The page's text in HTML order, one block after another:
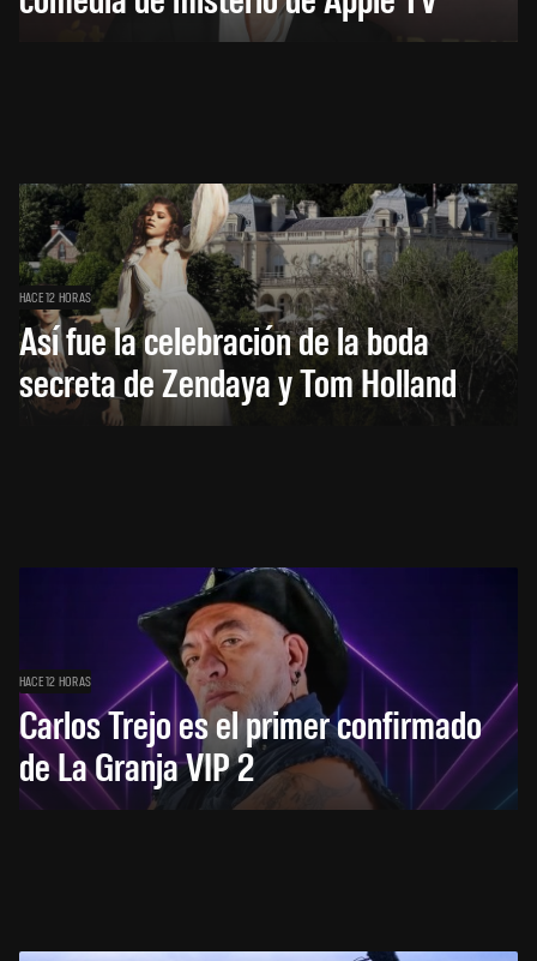
HACE 12 HORAS
Así fue la celebración de la boda
secreta de Zendaya y Tom Holland
HACE 12 HORAS
Carlos Trejo es el primer confirmado
de La Granja VIP 2